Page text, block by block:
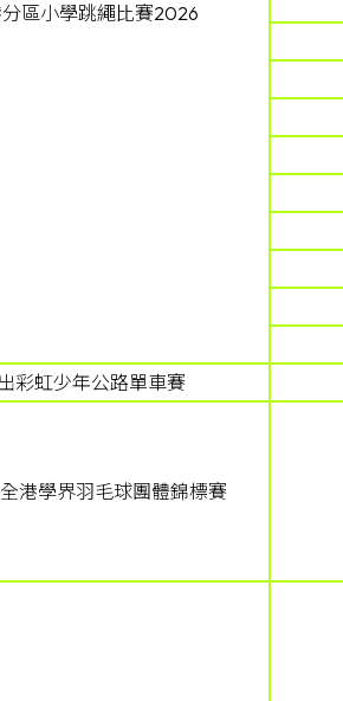
區小學跳繩比賽2026
彩虹少年公路單車賽
港學界羽毛球團體錦標賽